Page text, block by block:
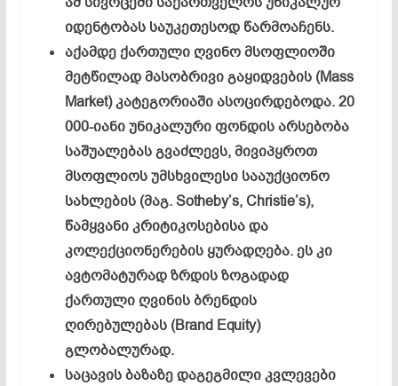
იდენტობას საუკეთესოდ წარმოაჩენს.
აქამდე ქართული ღვინო მსოფლიოში
მეტწილად მასობრივი გაყიდვების (Mass
Market) კატეგორიაში ასოცირდებოდა. 20
000-იანი უნიკალური ფონდის არსებობა
საშუალებას გვაძლევს, მივიპყროთ
მსოფლიოს უმსხვილესი სააუქციონო
სახლების (მაგ. Sotheby’s, Christie’s),
წამყვანი კრიტიკოსებისა და
კოლექციონერების ყურადღება. ეს კი
ავტომატურად ზრდის ზოგადად
ქართული ღვინის ბრენდის
ღირებულებას (Brand Equity)
გლობალურად.
საცავის ბაზაზე დაგეგმილი კვლევები